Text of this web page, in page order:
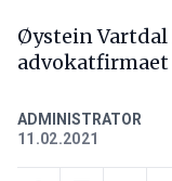
Øystein Vartdal
advokatfirmaet
ADMINISTRATOR
11.02.2021